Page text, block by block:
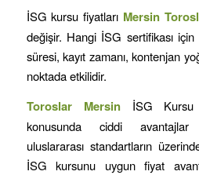
İSG kursu fiyatları Mersin
değişir. Hangi İSG sertifikası için
süresi, kayıt zamanı, kontenjan
noktada etkilidir.
Toroslar Mersin İSG
konusunda ciddi avantajlar
uluslararası standartların
İSG kursunu uygun fiyat